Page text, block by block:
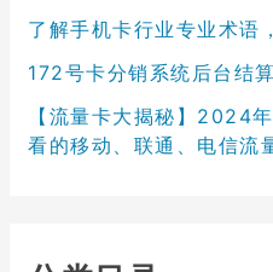
了解手机卡行业专业术语
172号卡分销系统后台结
【流量卡大揭秘】2024
看的移动、联通、电信流